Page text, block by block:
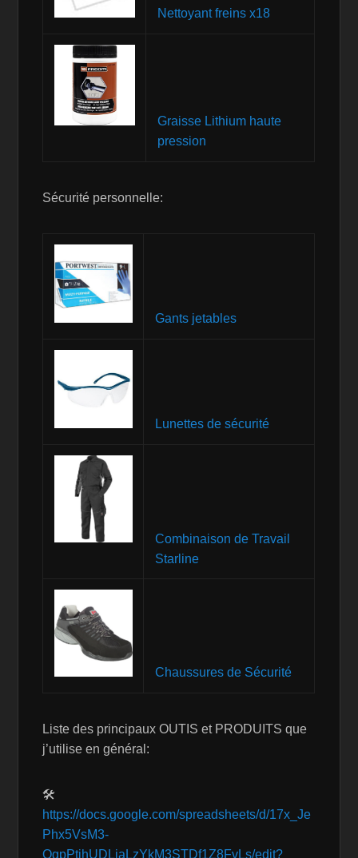
Nettoyant freins x18
Graisse Lithium haute
pression
Sécurité personnelle:
Gants jetables
Lunettes de sécurité
Combinaison de Travail
Starline
Chaussures de Sécurité
Liste des principaux OUTIS et PRODUITS que
j’utilise en général:
🛠
https://docs.google.com/spreadsheets/d/17x_Je
Phx5VsM3-
OgpPtjhUDLiaLzYkM3STDf1Z8FvLs/edit?